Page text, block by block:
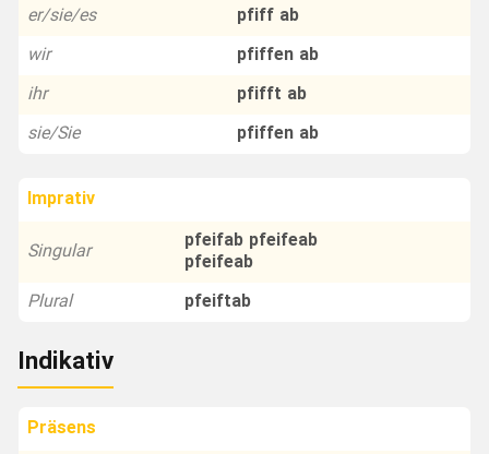
er/sie/es
pfiff ab
wir
pfiffen ab
ihr
pfifft ab
sie/Sie
pfiffen ab
Imprativ
Singular
pfeifab pfeifeab
pfeifeab
Plural
pfeiftab
Indikativ
Präsens